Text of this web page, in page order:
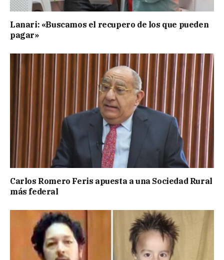
Lanari: «Buscamos el recupero de los que pueden
pagar»
Carlos Romero Feris apuesta a una Sociedad Rural
más federal